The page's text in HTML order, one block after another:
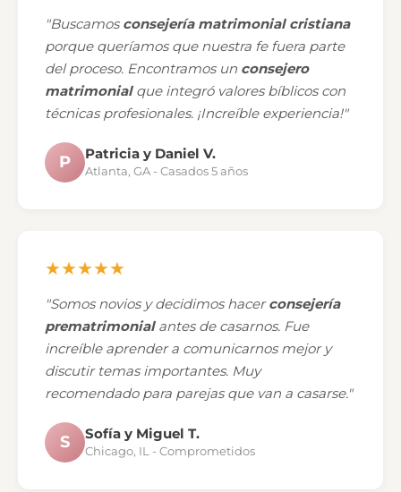
"Buscamos consejería matrimonial cristiana
porque queríamos que nuestra fe fuera parte
del proceso. Encontramos un consejero
matrimonialque integró valores bíblicos con
técnicas profesionales. ¡Increíble experiencia!"
P Patricia y Daniel V.
Atlanta, GA - Casados 5 años
★★★★★
"Somos novios y decidimos hacerconsejería
prematrimonialantes de casarnos. Fue
increíble aprender a comunicarnos mejor y
discutir temas importantes. Muy
recomendado para parejas que van a casarse."
S Sofía y Miguel T.
Chicago, IL - Comprometidos